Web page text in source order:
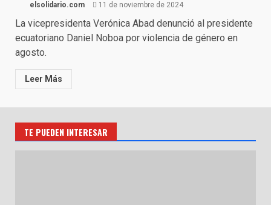
elsolidario.com 11 de noviembre de 2024
La vicepresidenta Verónica Abad denunció al presidente
ecuatoriano Daniel Noboa por violencia de género en
agosto.
Leer Más
TE PUEDEN INTERESAR